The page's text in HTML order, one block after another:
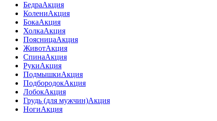
БедраАкция
КолениАкция
БокаАкция
ХолкаАкция
ПоясницаАкция
ЖивотАкция
СпинаАкция
РукиАкция
ПодмышкиАкция
ПодбородокАкция
ЛобокАкция
Грудь (для мужчин)Акция
НогиАкция